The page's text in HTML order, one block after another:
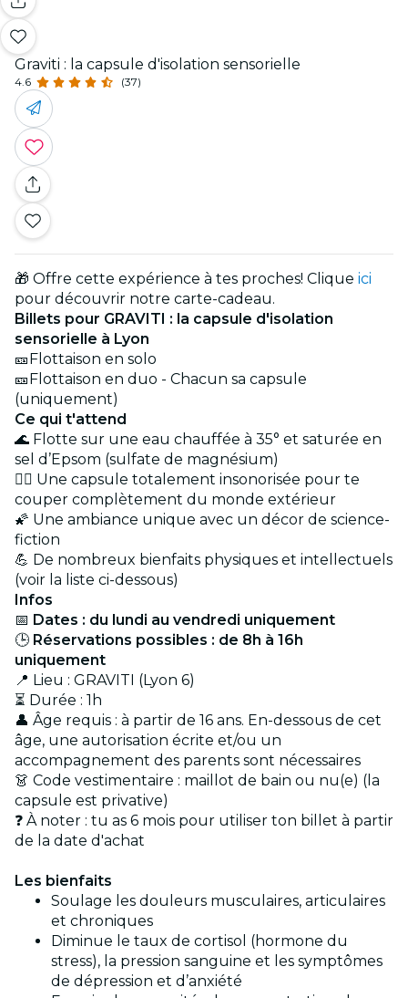
Graviti : la capsule d'isolation sensorielle
4.6 (37)
🎁 Offre cette expérience à tes proches! Clique ici
pour découvrir notre carte-cadeau.
Billets pour GRAVITI : la capsule d'isolation
sensorielle à Lyon
🎫Flottaison en solo
🎫Flottaison en duo - Chacun sa capsule
(uniquement)
Ce qui t'attend
🌊 Flotte sur une eau chauffée à 35° et saturée en
sel d’Epsom (sulfate de magnésium)
🧘‍♂️ Une capsule totalement insonorisée pour te
couper complètement du monde extérieur
🌠 Une ambiance unique avec un décor de science-
fiction
💪 De nombreux bienfaits physiques et intellectuels
(voir la liste ci-dessous)
Infos
📅 Dates : du lundi au vendredi uniquement
🕒 Réservations possibles : de 8h à 16h
uniquement
📍 Lieu : GRAVITI (Lyon 6)
⏳ Durée : 1h
👤 Âge requis : à partir de 16 ans. En-dessous de cet
âge, une autorisation écrite et/ou un
accompagnement des parents sont nécessaires
👗 Code vestimentaire : maillot de bain ou nu(e) (la
capsule est privative)
❓ À noter : tu as 6 mois pour utiliser ton billet à partir
de la date d'achat
Les bienfaits
Soulage les douleurs musculaires, articulaires
et chroniques
Diminue le taux de cortisol (hormone du
stress), la pression sanguine et les symptômes
de dépression et d’anxiété